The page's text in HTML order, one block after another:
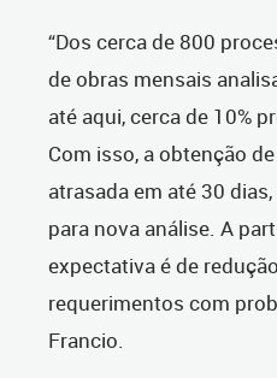
“Dos cerca de 800
de obras mensais
até aqui, cerca de 10%
Com isso, a obtenção
atrasada em até 30
para nova análise. A
expectativa é de
requerimentos com
Francio.